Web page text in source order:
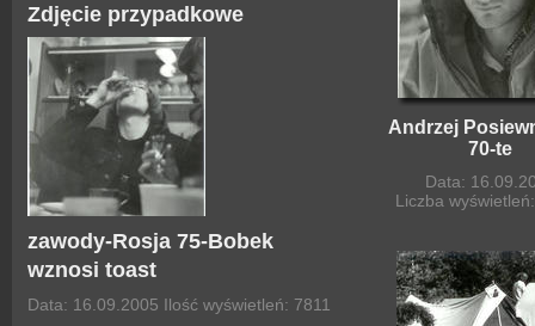
Zdjęcie przypadkowe
zawody-Rosja 75-Bobek
wznosi toast
Data: 16.09.2005 Ilość wyświetleń: 7811
Andrzej
70-te
Data:
Liczba